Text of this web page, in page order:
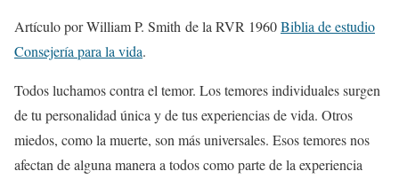
Artículo por William P. Smith de la RVR 1960Biblia de estudio
Consejería para la vida.
Todos luchamos contra el temor. Los temores individuales surgen
de tu personalidad única y de tus experiencias de vida. Otros
miedos, como la muerte, son más universales. Esos temores nos
afectan de alguna manera a todos como parte de la experiencia